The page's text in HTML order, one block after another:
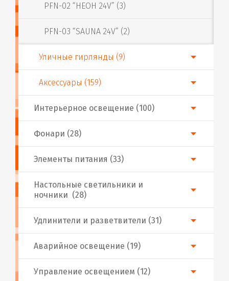
Фонари (28)
Аварийное освещение (19)
Настольные светильники и
ночники (28)
Интерьерное освещение (100)
PFN-02 “НЕОН 24V” (3)
PFN-03 “SAUNA 24V” (2)
Уличные гирлянды (9)
Аксессуары (159)
Удлинители и разветвители (31)
Управление освещением (12)
Элементы питания (33)